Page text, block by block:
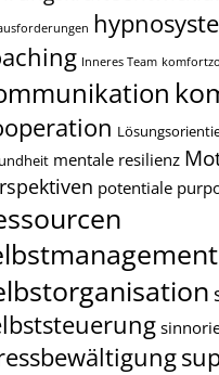
Inneres Team
mentale resilienz
potentiale